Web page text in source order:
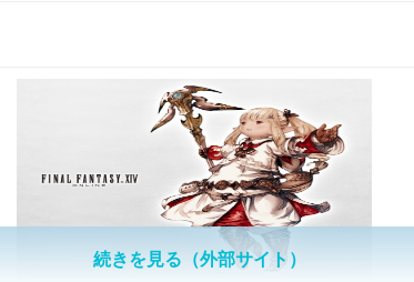
続きを見る（外部サイト）